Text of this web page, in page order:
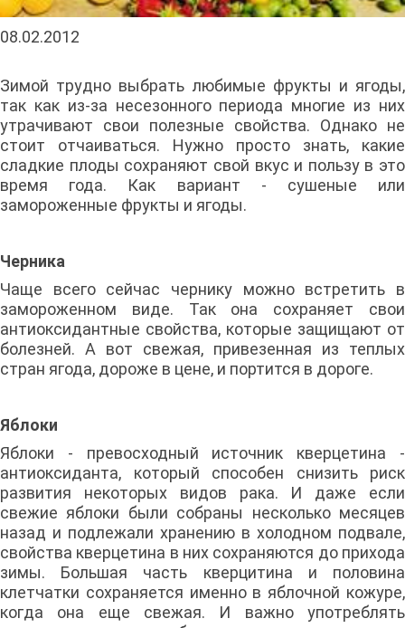
08.02.2012
Зимой трудно выбрать любимые фрукты и ягоды,
так как из-за несезонного периода многие из них
утрачивают свои полезные свойства. Однако не
стоит отчаиваться. Нужно просто знать, какие
сладкие плоды сохраняют свой вкус и пользу в это
время года. Как вариант - сушеные или
замороженные фрукты и ягоды.
Черника
Чаще всего сейчас чернику можно встретить в
замороженном виде. Так она сохраняет свои
антиоксидантные свойства, которые защищают от
болезней. А вот свежая, привезенная из теплых
стран ягода, дороже в цене, и портится в дороге.
Яблоки
Яблоки - превосходный источник кверцетина -
антиоксиданта, который способен снизить риск
развития некоторых видов рака. И даже если
свежие яблоки были собраны несколько месяцев
назад и подлежали хранению в холодном подвале,
свойства кверцетина в них сохраняются до прихода
зимы. Большая часть кверцитина и половина
клетчатки сохраняется именно в яблочной кожуре,
когда она еще свежая. И важно употреблять